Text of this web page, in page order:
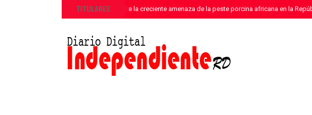
TITULARES
»ANPA alerta sobre la creciente amenaza de la peste porcina africana en la